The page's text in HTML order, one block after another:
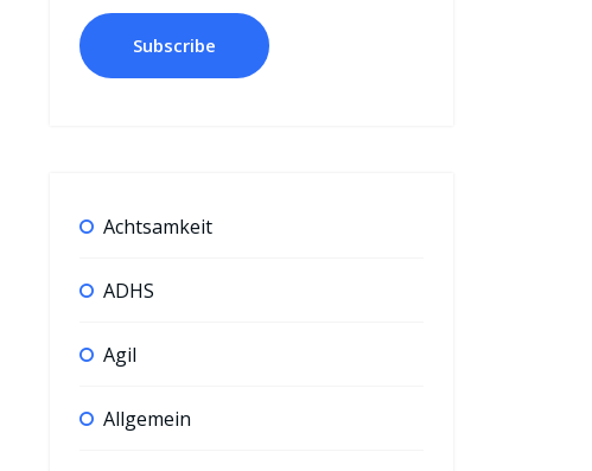
Achtsamkeit
ADHS
Agil
Allgemein